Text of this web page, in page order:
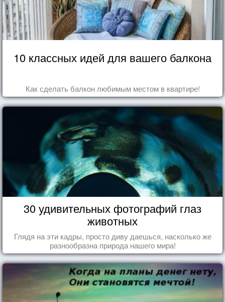
10 классных идей для вашего балкона
Как сделать балкон любимым местом в квартире!
30 удивительных фотографий глаз
животных
Глядя на эти кадры, просто диву даешься, насколько же
разнообразна природа нашего мира!